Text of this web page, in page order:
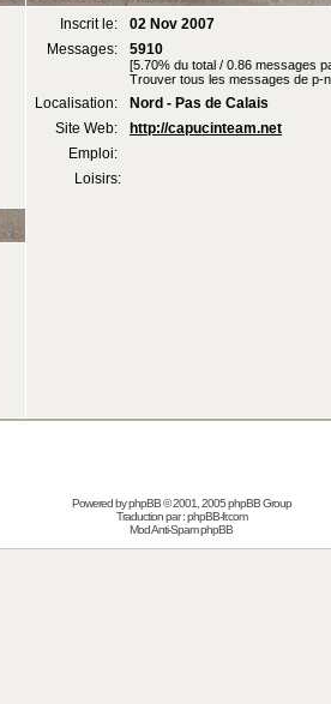
Inscrit le:
02 Nov 2007
Messages:
5910
[5.70% du total / 0.86 messages
Trouver tous les messages de p-
Localisation:
Nord - Pas de Calais
Site Web:
http://capucinteam.net
Emploi:
Loisirs:
Powered byphpBB© 2001, 2005 phpBB Group
Traduction par :phpBB-fr.com
Mod Anti-Spam phpBB